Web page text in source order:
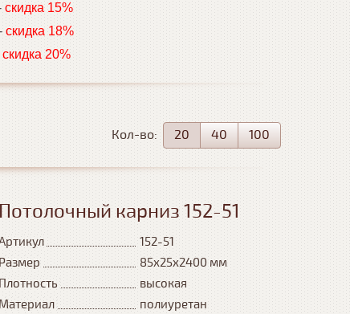
скидка 15%
скидка 18%
20%
Кол-во: 20 40 100
Потолочный карниз 152-51
152-51
Размер
85x25x2400 мм
Плотность
высокая
Материал
полиуретан